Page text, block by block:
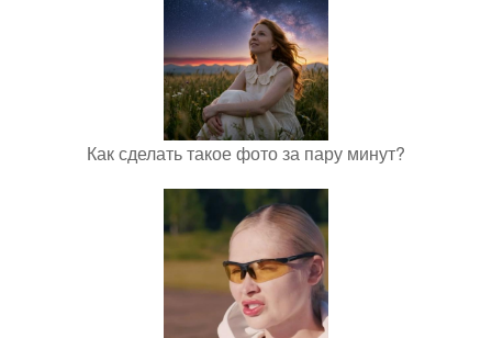
Как сделать такое фото за пару минут?